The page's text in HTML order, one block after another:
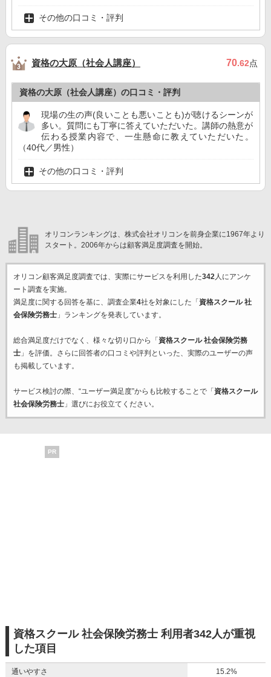
その他の口コミ・評判
資格の大原（社会人講座） 70.62点
資格の大原（社会人講座）の口コミ・評判
現場の生の声(良いことも悪いことも)が聴けるシーンが
多い。質問にも丁寧に答えていただいた。講師の熱意が
伝わる授業内容で、一生懸命に教えていただいた。
（40代／男性）
その他の口コミ・評判
オリコンランキングは、株式会社オリコンを前身企業に1967年より
スタート。2006年からは顧客満足度調査を開始。
オリコン顧客満足度調査では、実際にサービスを利用した342人にアンケ
ート調査を実施。
満足度に関する回答を基に、調査企業4社を対象にした「 資格スクール 社
会保険労務士」ランキングを発表しています。
総合満足度だけでなく、様々な切り口から「 資格スクール 社会保険労務
士」を評価。さらに回答者の口コミや評判といった、実際のユーザーの声
も掲載しています。
サービス検討の際、“ユーザー満足度”からも比較することで「 資格スクール
社会保険労務士」選びにお役立てください。
PR
資格スクール 社会保険労務士 利用者342人が重視
した項目
通いやすさ 15.2%